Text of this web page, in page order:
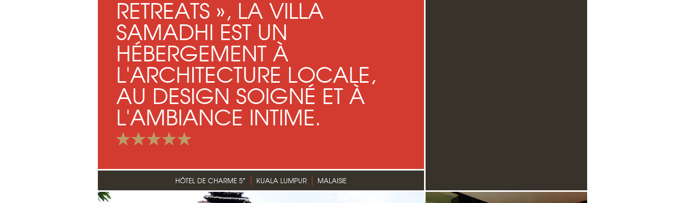
RETREATS », LA VILLA
SAMADHI EST UN
HÉBERGEMENT À
L'ARCHITECTURE LOCALE,
AU DESIGN SOIGNÉ ET À
L'AMBIANCE INTIME.
HÔTEL DE CHARME 5* KUALA LUMPUR MALAISIE